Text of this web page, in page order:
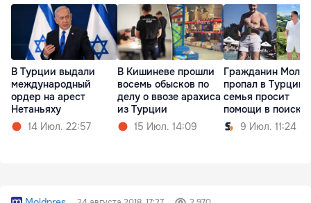
В Турции выдали
международный
ордер на арест
Нетаньяху
14 Июл. 22:57
В Кишиневе прошли
восемь обысков по
делу о ввозе арахиса
из Турции
15 Июл. 14:09
Гражданин
пропал в Турции:
семья просит
помощи в поисках
9 Июл. 11:24